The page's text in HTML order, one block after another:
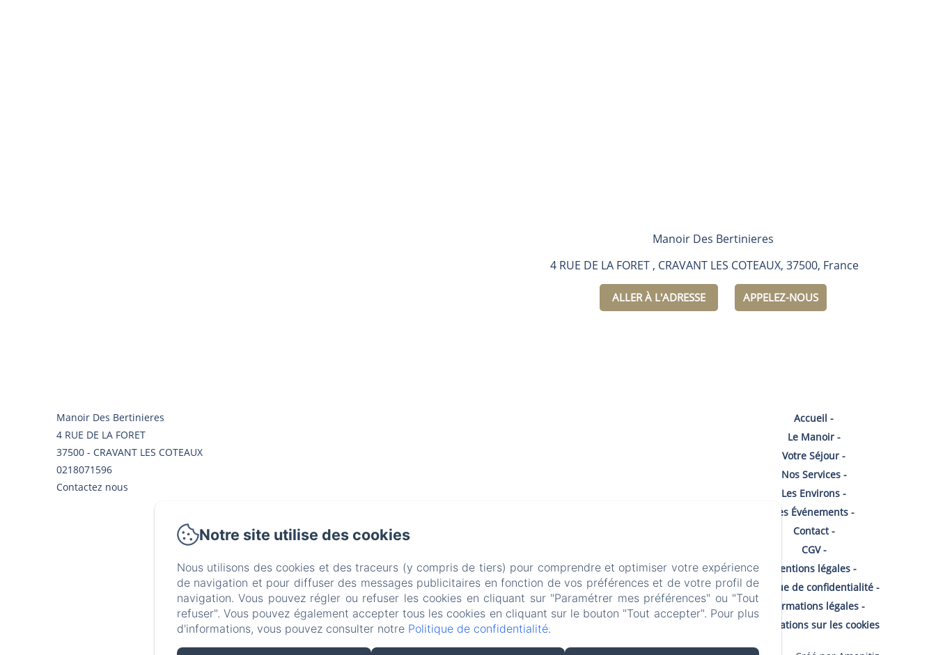
Manoir Des Bertinieres
4 RUE DE LA FORET , CRAVANT LES COTEAUX, 37500, France
ALLER À L'ADRESSE APPELEZ-NOUS
Manoir Des Bertinieres
4 RUE DE LA FORET
37500 - CRAVANT LES COTEAUX
0218071596
Contactez nous
LE MANOIR DES BERTINIÈRES
Accueil
Le Manoir
Votre Séjour
Nos Services
Les Environs
Les Événements
Contact
CGV
Mentions légales
Politique de confidentialité
Informations légales
Informations sur les cookies
Notre site utilise des cookies
Nous utilisons des cookies et des traceurs (y compris de tiers) pour comprendre et optimiser votre expérience
de navigation et pour diffuser des messages publicitaires en fonction de vos préférences et de votre profil de
navigation. Vous pouvez régler ou refuser les cookies en cliquant sur "Paramétrer mes préférences" ou "Tout
refuser". Vous pouvez également accepter tous les cookies en cliquant sur le bouton "Tout accepter". Pour plus
d'informations, vous pouvez consulter notre Politique de confidentialité.